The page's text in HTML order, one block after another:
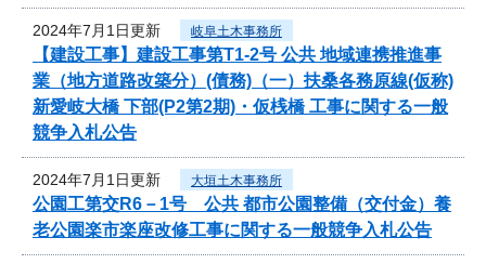
2024年7月1日更新 岐阜土木事務所
【建設工事】建設工事第T1-2号 公共 地域連携推進事
業（地方道路改築分）(債務)（一）扶桑各務原線(仮称)
新愛岐大橋 下部(P2第2期)・仮桟橋 工事に関する一般
競争入札公告
2024年7月1日更新 大垣土木事務所
公園工第交R6－1号 公共 都市公園整備（交付金）養
老公園楽市楽座改修工事に関する一般競争入札公告